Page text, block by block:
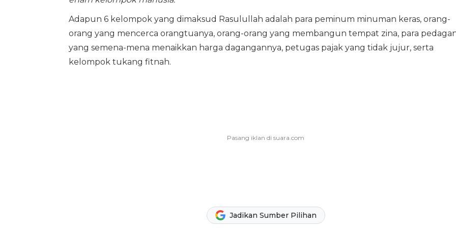
Adapun 6 kelompok yang dimaksud Rasulullah adalah para peminum minuman keras, orang-
orang yang mencerca orangtuanya, orang-orang yang membangun tempat zina, para
yang semena-mena menaikkan harga dagangannya, petugas pajak yang tidak jujur, serta
kelompok tukang fitnah.
Jadikan Sumber Pilihan